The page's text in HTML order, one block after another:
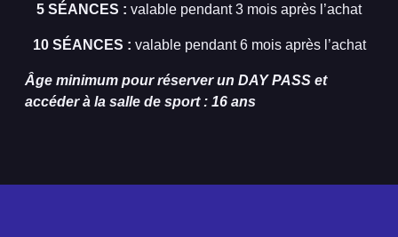
5 SÉANCES : valable pendant 3 mois après l’achat
10 SÉANCES : valable pendant 6 mois après l’achat
Âge minimum pour réserver un DAY PASS et
accéder à la salle de sport : 16 ans